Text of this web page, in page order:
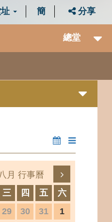
簡 分享
總堂
月 行事曆
三 四 五
六
29 30 31
1